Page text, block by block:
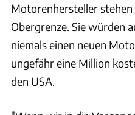
Motorenhersteller
Obergrenze. Sie würden
niemals einen neuen
ungefähr eine Million
den USA.